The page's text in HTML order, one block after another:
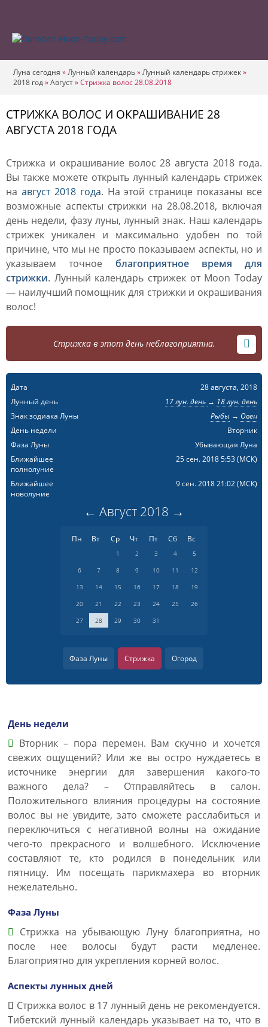
Луна сегодня »Лунный календарь»Лунный календарь стрижек»
2018 год»Август»Стрижка волос 28.08.2018
СТРИЖКА ВОЛОС И ОКРАШИВАНИЕ 28
АВГУСТА 2018 ГОДА
Стрижка и окрашивание волос 28 августа 2018 года.
Вы также можете открыть лунный календарь стрижек
на август 2018 года. На этой странице показаны все
возможные аспекты стрижки на 28.08.2018, включая
день недели, фазу луны, лунный знак. Наш календарь
стрижек уникален и максимально удобен по той
причине, что мы не просто показываем аспекты, но и
указываем точное благоприятное время для
стрижки. Лунный календарь стрижек от Moon Today
— наилучший помощник для стрижки и окрашивания
волос!
Стрижка в этот день неблагоприятна.
Дата
28 августа, 2018
Лунный день
17 лун. день → 18 лун. день
Знак зодиака Луны
Рыбы→ Овен
День недели
Вторник
Фаза Луны
Убывающая Луна
Ближайшее
полнолуние
25 сен. 2018 5:53(МСК)
Ближайшее
новолуние
9 сен. 2018 21:02(МСК)
← Август 2018 →
Пн Вт Ср Чт Пт Сб Вс
1 2 3 4
5
6
7 8 9 10 11
12
13
14 15 16 17 18
19
20
21 22 23 24 25
26
27
28 29 30 31
Фаза Луны Стрижка Огород
День недели
Вторник – пора перемен. Вам скучно и хочется
свежих ощущений? Или же вы остро нуждаетесь в
источнике энергии для завершения какого-то
важного дела? – Отправляйтесь в салон.
Положительного влияния процедуры на состояние
волос вы не увидите, зато сможете расслабиться и
переключиться с негативной волны на ожидание
чего-то прекрасного и волшебного. Исключение
составляют те, кто родился в понедельник или
пятницу. Им посещать парикмахера во вторник
нежелательно.
Фаза Луны
Стрижка на убывающую Луну благоприятна, но
после нее волосы будут расти медленее.
Благоприятно для укрепления корней волос.
Аспекты лунных дней
Стрижка волос в 17 лунный день не рекомендуется.
Тибетский лунный календарь указывает на то, что в